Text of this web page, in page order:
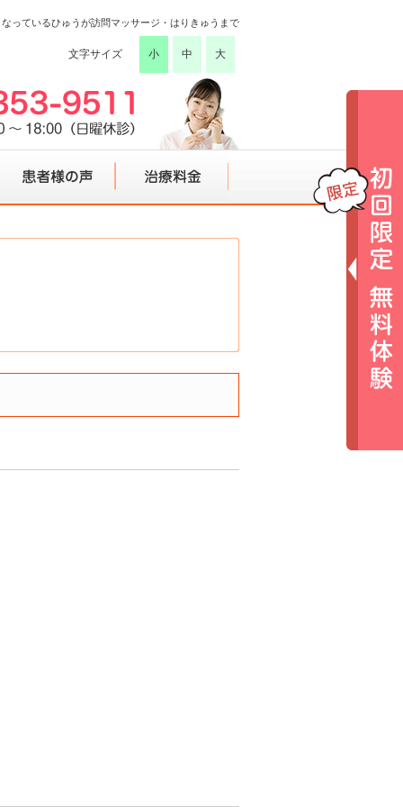
っているひゅうが訪問マッサージ・はりきゅうまで
文字サイズ 小 中 大